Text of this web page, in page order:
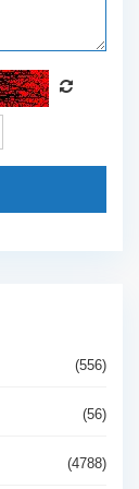
(556)
(56)
(4788)